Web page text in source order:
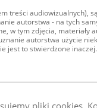
pliki cookies.
treści audiowizualnych), są
autorstwa - na tych
w tym zdjęcia, materiały
autorstwa użycie
jest to stwierdzone inaczej.